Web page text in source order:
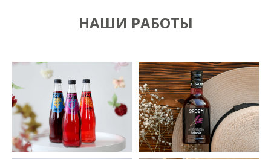
НАШИ РАБОТЫ